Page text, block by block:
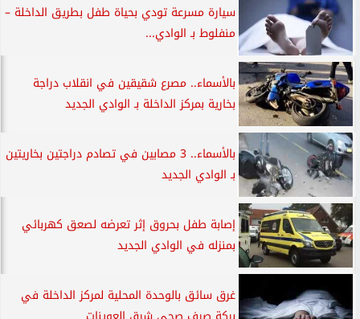
سيارة مسرعة تودي بحياة طفل بطريق الداخلة –
منفلوط بـ الوادي...
بالأسماء.. مصرع شقيقين في انقلاب دراجة
بخارية بمركز الداخلة بـ الوادي الجديد
بالأسماء.. 3 مصابين في تصادم دراجتين بخاريتين
بـ الوادي الجديد
إصابة طفل بحروق إثر تعرضه لصعق كهربائي
بمنزله في الوادي الجديد
غرق سائق بالوحدة المحلية لمركز الداخلة في